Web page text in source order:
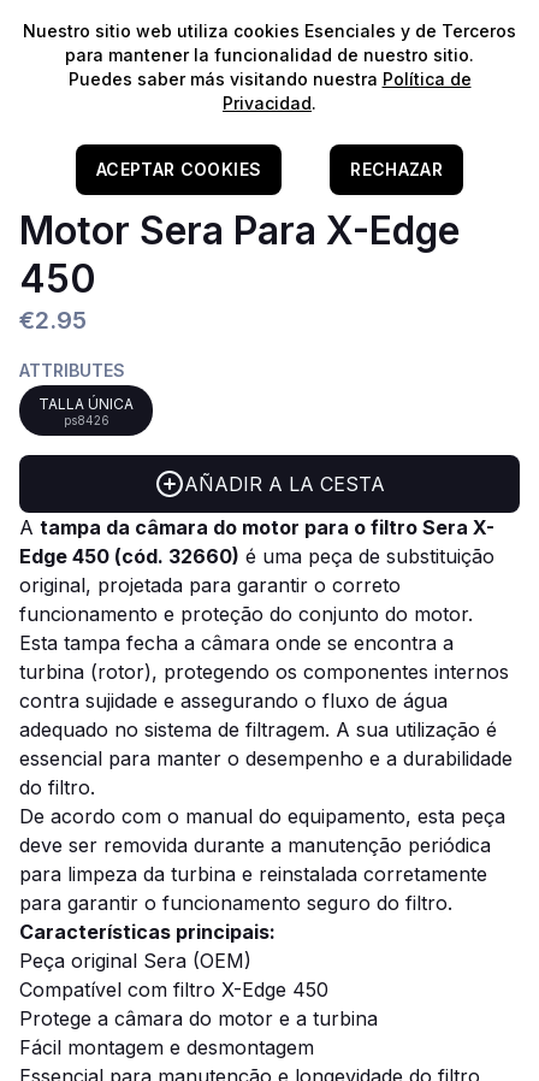
⭐️¡Envíos gratis para pedidos superiores a 60€!*⭐️
Filtragem/Outros & Acessórios
Tapa De La Cámara Del
Motor Sera Para X-Edge
450
€2.95
ATTRIBUTES
TALLA ÚNICA
ps8426
AÑADIR A LA CESTA
A tampa da câmara do motor para o filtro Sera X-
Edge 450 (cód. 32660) é uma peça de substituição
original, projetada para garantir o correto
funcionamento e proteção do conjunto do motor.
Esta tampa fecha a câmara onde se encontra a
turbina (rotor), protegendo os componentes internos
contra sujidade e assegurando o fluxo de água
adequado no sistema de filtragem. A sua utilização é
essencial para manter o desempenho e a durabilidade
do filtro.
De acordo com o manual do equipamento, esta peça
deve ser removida durante a manutenção periódica
para limpeza da turbina e reinstalada corretamente
para garantir o funcionamento seguro do filtro.
Características principais:
Peça original Sera (OEM)
Compatível com filtro X-Edge 450
Protege a câmara do motor e a turbina
Fácil montagem e desmontagem
Essencial para manutenção e longevidade do filtro
Nuestro sitio web utiliza cookies Esenciales y de Terceros
para mantener la funcionalidad de nuestro sitio.
Puedes saber más visitando nuestra Política de
Privacidad.
ACEPTAR COOKIES RECHAZAR